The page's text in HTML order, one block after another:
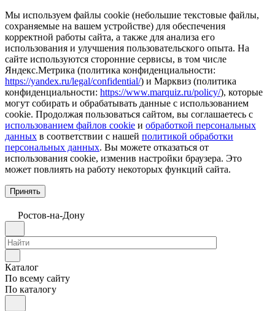
Мы используем файлы cookie (небольшие текстовые файлы,
сохраняемые на вашем устройстве) для обеспечения
корректной работы сайта, а также для анализа его
использования и улучшения пользовательского опыта. На
сайте используются сторонние сервисы, в том числе
Яндекс.Метрика (политика конфиденциальности:
https://yandex.ru/legal/confidential/) и Марквиз (политика
конфиденциальности: https://www.marquiz.ru/policy/), которые
могут собирать и обрабатывать данные с использованием
cookie. Продолжая пользоваться сайтом, вы соглашаетесь с
использованием файлов cookie и обработкой персональных
данных в соответствии с нашей политикой обработки
персональных данных. Вы можете отказаться от
использования cookie, изменив настройки браузера. Это
может повлиять на работу некоторых функций сайта.
Принять
Ростов-на-Дону
Каталог
По всему сайту
По каталогу